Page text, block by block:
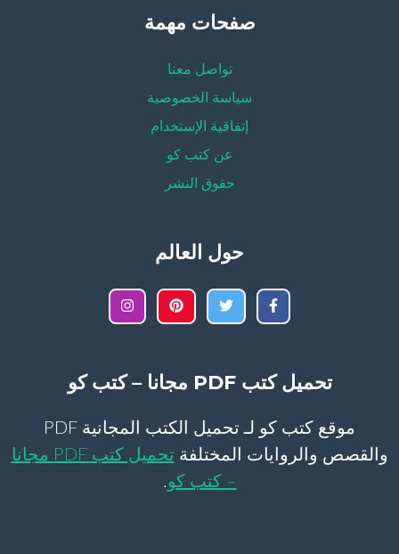
صفحات مهمة
تواصل معنا
سياسة الخصوصية
إتفاقية الإستخدام
عن كتب كو
حقوق النشر
حول العالم
تحميل كتب PDF مجانا – كتب كو
موقع كتب كو لـ تحميل الكتب المجانية PDF
والقصص والروايات المختلفة
تحميل كتب PDF مجانا
– كتب كو.